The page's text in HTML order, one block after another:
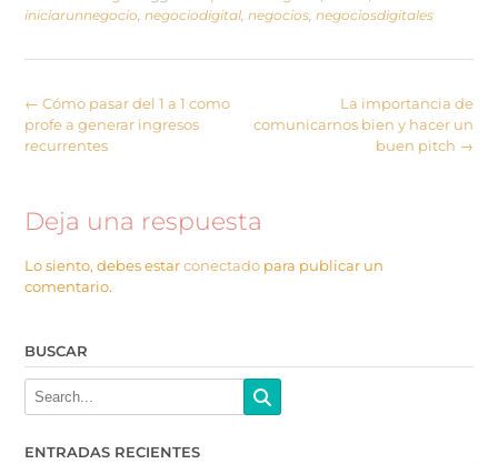
iniciarunnegocio, negociodigital, negocios, negociosdigitales
← Cómo pasar del 1 a 1 como
profe a generar ingresos
recurrentes
La importancia de
comunicarnos bien y hacer un
buen pitch →
Deja una respuesta
Lo siento, debes estarconectado para publicar un
comentario.
BUSCAR
ENTRADAS RECIENTES